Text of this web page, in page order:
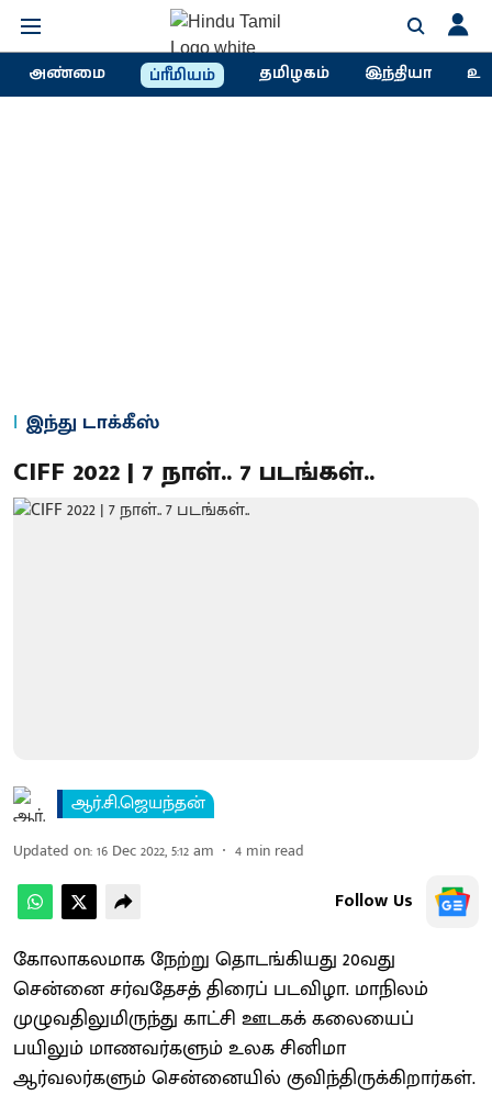
அண்மை ப்ரீமியம் தமிழகம் இந்தியா
இந்து டாக்கீஸ்
CIFF 2022 | 7 நாள்.. 7 படங்கள்..
ஆர்.சி.ஜெயந்தன்
Updated on:16 Dec 2022, 5:12 am 4 min read
Follow Us
கோலாகலமாக நேற்று தொடங்கியது 20வது
சென்னை சர்வதேசத் திரைப் படவிழா. மாநிலம்
முழுவதிலுமிருந்து காட்சி ஊடகக் கலையைப்
பயிலும் மாணவர்களும் உலக சினிமா
ஆர்வலர்களும் சென்னையில் குவிந்திருக்கிறார்கள்.